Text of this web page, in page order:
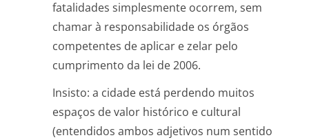
fatalidades simplesmente ocorrem, sem
chamar à responsabilidade os órgãos
competentes de aplicar e zelar pelo
cumprimento da lei de 2006.
Insisto: a cidade está perdendo muitos
espaços de valor histórico e cultural
(entendidos ambos adjetivos num sentido